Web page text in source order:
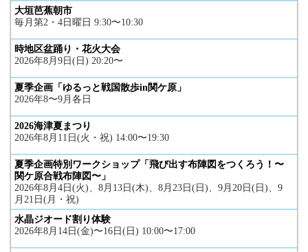
大垣芭蕉朝市
毎月第2・4日曜日 9:30〜10:30
時地区盆踊り・花火大会
2026年8月9日(日) 20:20〜
夏季企画「ゆるっと戦国散歩in関ケ原」
2026年8〜9月各日
2026海津夏まつり
2026年8月11日(火・祝) 14:00〜19:30
夏季企画特別ワークショップ「飛び出す布陣図をつくろう！〜
関ケ原合戦布陣図〜」
2026年8月4日(火)、8月13日(木)、8月23日(日)、9月20日(日)、9
月21日(月・祝)
水晶ジオード割り体験
2026年8月14日(金)〜16日(日) 10:00〜17:00